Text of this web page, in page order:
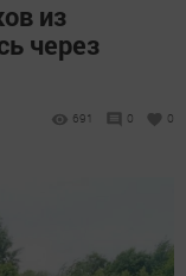
из
через
691 0 0